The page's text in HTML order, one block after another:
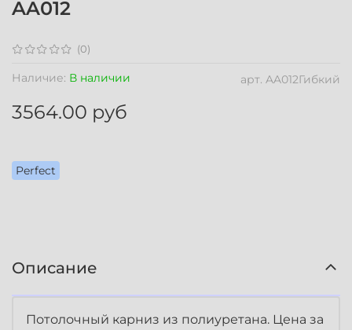
(0)
арт. AA012Гибкий
Наличие: В наличии
Perfect
AA012
3564.00 руб
Описание
Потолочный карниз из полиуретана. Цена за